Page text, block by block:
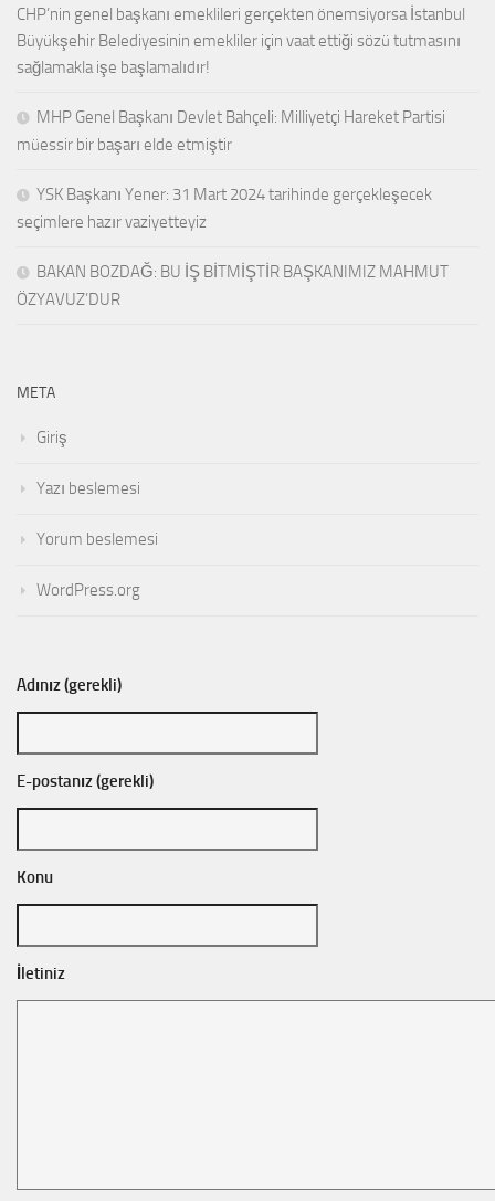
CHP’nin genel başkanı emeklileri gerçekten önemsiyorsa İstanbul
Büyükşehir Belediyesinin emekliler için vaat ettiği sözü tutmasını
sağlamakla işe başlamalıdır!
MHP Genel Başkanı Devlet Bahçeli: Milliyetçi Hareket Partisi
müessir bir başarı elde etmiştir
YSK Başkanı Yener: 31 Mart 2024 tarihinde gerçekleşecek
seçimlere hazır vaziyetteyiz
BAKAN BOZDAĞ: BU İŞ BİTMİŞTİR BAŞKANIMIZ MAHMUT
ÖZYAVUZ’DUR
META
Giriş
Yazı beslemesi
Yorum beslemesi
WordPress.org
Adınız (gerekli)
E-postanız (gerekli)
Konu
İletiniz